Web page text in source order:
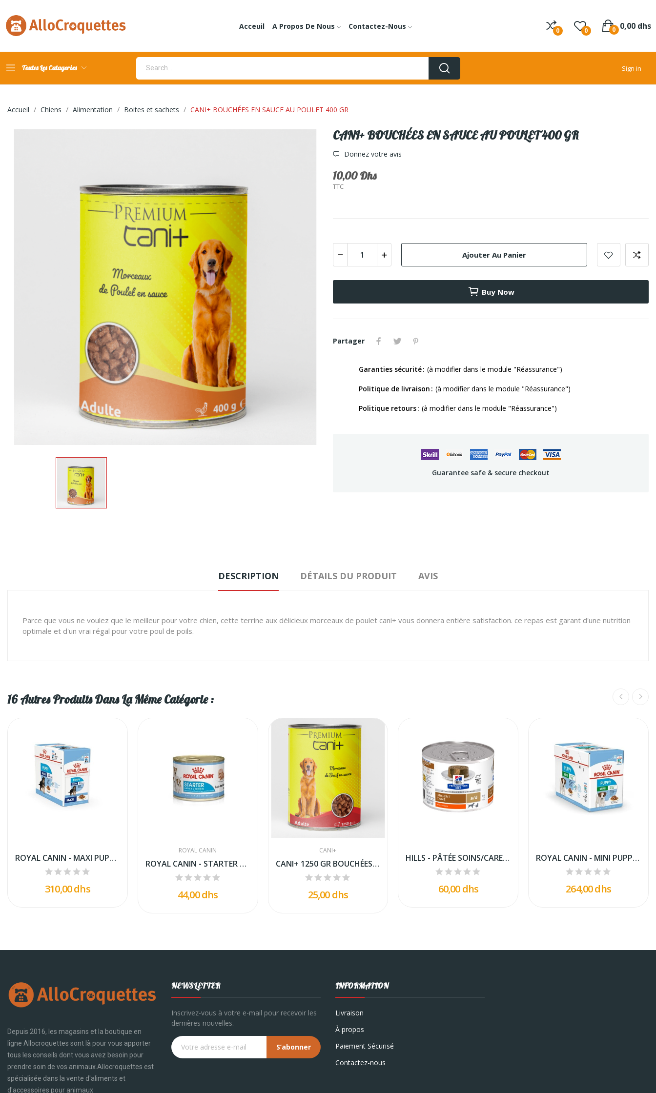
Acceuil A Propos De Nous Contactez-Nous 0 0 0,00 dhs
0
Toutes Les Catagories Sign in
Accueil Chiens Alimentation Boites et sachets CANI+ BOUCHÉES EN SAUCE AU POULET 400 GR
CANI+ BOUCHÉES EN SAUCE AU POULET 400 GR
Donnez votre avis
10,00 Dhs
TTC
Ajouter Au Panier
Buy Now
Partager
Garanties sécurité (à modifier dans le module "Réassurance")
Politique de livraison (à modifier dans le module "Réassurance")
Politique retours (à modifier dans le module "Réassurance")
Guarantee safe & secure checkout
DESCRIPTION DÉTAILS DU PRODUIT AVIS
Parce que vous ne voulez que le meilleur pour votre chien, cette terrine aux délicieux morceaux de poulet cani+ vous donnera entière satisfaction. ce repas est garant d'une nutrition
optimale et d'un vrai régal pour votre poul de poils.
16 Autres Produits Dans La Même Catégorie :
ROYAL CANIN - MAXI PUPPY 10*140G
310,00 dhs
ROYAL CANIN
ROYAL CANIN - STARTER MOUSSE 195G
44,00 dhs
CANI+
CANI+ 1250 GR BOUCHÉES EN SOUCE AU BOEUF
25,00 dhs
HILLS - PÂTÉE SOINS/CARE CHIEN -CHAT 200G
60,00 dhs
ROYAL CANIN - MINI PUPPY 12*85G BOITE
264,00 dhs
Depuis 2016, les magasins et la boutique en
ligne Allocroquettes sont là pour vous apporter
tous les conseils dont vous avez besoin pour
prendre soin de vos animaux.Allocroquettes est
spécialisée dans la vente d'aliments et
d'accessoires pour animaux
NEWSLETTER
Inscrivez-vous à votre e-mail pour recevoir les
dernières nouvelles.
S’abonner
INFORMATION
Livraison
À propos
Paiement Sécurisé
Contactez-nous